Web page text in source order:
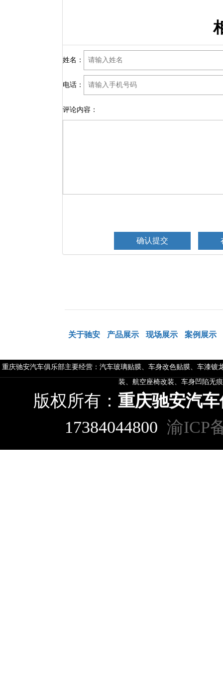
姓名：
电话：
评论内容：
关于驰安 产品展示 现场展示 案例展示
重庆驰安汽车俱乐部主要经营：汽车玻璃贴膜、车身改色贴膜、车漆
装、航空座椅改装、车身凹陷无
版权所有： 重庆驰安汽
17384044800 渝ICP